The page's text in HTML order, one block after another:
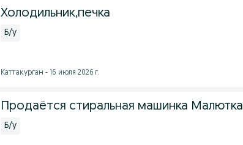
Холодильник,печка
Б/у
Каттакурган - 16 июля 2026 г.
Продаётся стиральная машинка Малютка
Б/у